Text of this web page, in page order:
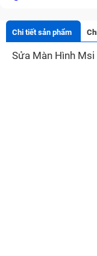
Chi tiết sản phẩm
Sửa Màn Hình